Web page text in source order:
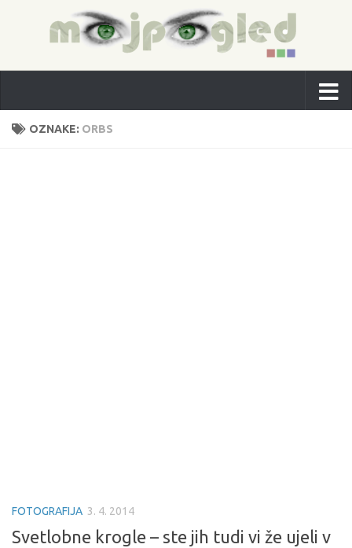
OZNAKE: ORBS
FOTOGRAFIJA 3. 4. 2014
Svetlobne krogle – ste jih tudi vi že ujeli v